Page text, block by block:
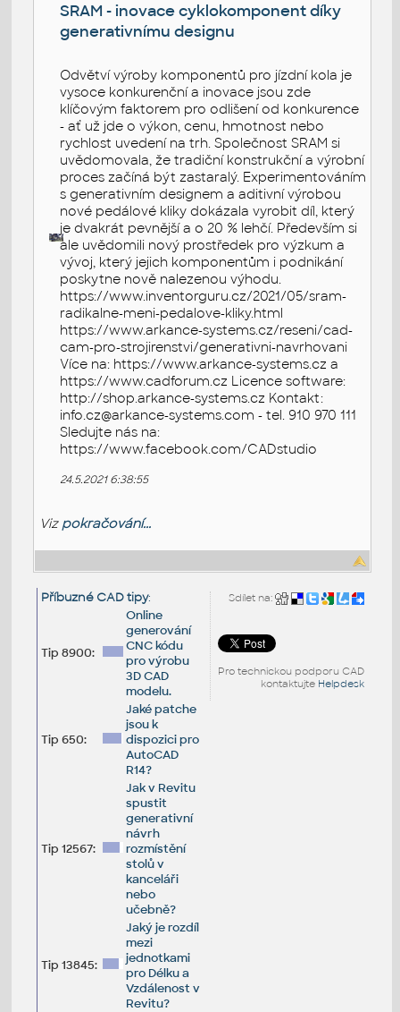
SRAM - inovace cyklokomponent díky
generativnímu designu
Odvětví výroby komponentů pro jízdní kola je
vysoce konkurenční a inovace jsou zde
klíčovým faktorem pro odlišení od konkurence
- ať už jde o výkon, cenu, hmotnost nebo
rychlost uvedení na trh. Společnost SRAM si
uvědomovala, že tradiční konstrukční a výrobní
proces začíná být zastaralý. Experimentováním
s generativním designem a aditivní výrobou
nové pedálové kliky dokázala vyrobit díl, který
je dvakrát pevnější a o 20 % lehčí. Především si
ale uvědomili nový prostředek pro výzkum a
vývoj, který jejich komponentům i podnikání
poskytne nově nalezenou výhodu.
https://www.inventorguru.cz/2021/05/sram-
radikalne-meni-pedalove-kliky.html
https://www.arkance-systems.cz/reseni/cad-
cam-pro-strojirenstvi/generativni-navrhovani
Více na: https://www.arkance-systems.cz a
https://www.cadforum.cz Licence software:
http://shop.arkance-systems.cz Kontakt:
info.cz@arkance-systems.com - tel. 910 970 111
Sledujte nás na:
https://www.facebook.com/CADstudio
24.5.2021 6:38:55
Viz pokračování...
Sdílet na:
Pro technickou podporu CAD
kontaktujte Helpdesk
Příbuzné CAD tipy:
Tip 8900:
Online
generování
CNC kódu
pro výrobu
3D CAD
modelu.
Tip 650:
Jaké patche
jsou k
dispozici pro
AutoCAD
R14?
Tip 12567:
Jak v Revitu
spustit
generativní
návrh
rozmístění
stolů v
kanceláři
nebo
učebně?
Tip 13845:
Jaký je rozdíl
mezi
jednotkami
pro Délku a
Vzdálenost v
Revitu?